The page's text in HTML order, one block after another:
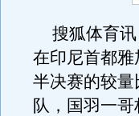
搜狐体育讯
在印尼首都
半决赛的较
队，国羽一